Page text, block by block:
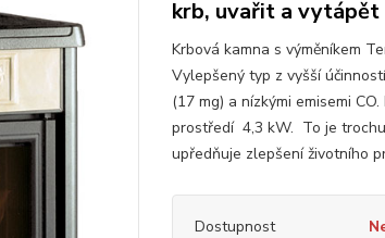
krb, uvařit a vytápět
Krbová kamna s výměníkem
Vylepšený typ z vyšší
(17 mg) a nízkými emisemi
prostředí 4,3 kW. To je
upředňuje zlepšení životního
Dostupnost